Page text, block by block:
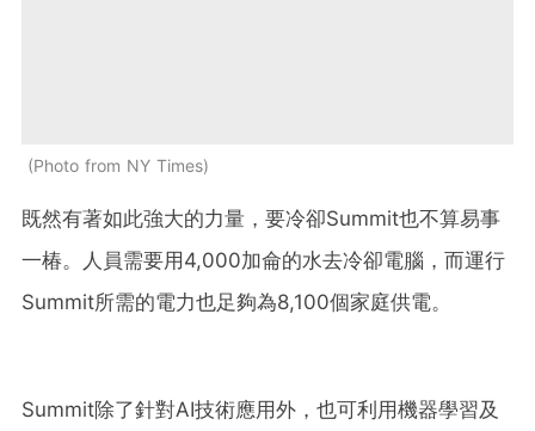
Photo from NY Times
既然有著如此強大的力量，要冷卻Summit也不算易事
一椿。人員需要用4,000加侖的水去冷卻電腦，而運行
Summit所需的電力也足夠為8,100個家庭供電。
Summit除了針對AI技術應用外，也可利用機器學習及